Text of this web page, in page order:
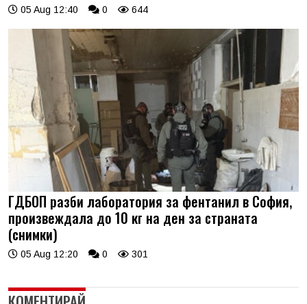
05 Aug 12:40 0 644
ГДБОП разби лаборатория за фентанил в София,
произвеждала до 10 кг на ден за страната
(снимки)
05 Aug 12:20 0 301